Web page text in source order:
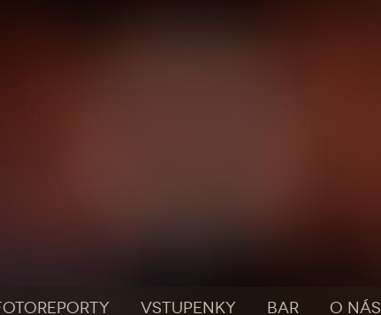
VSTUPENKY BAR O NÁS